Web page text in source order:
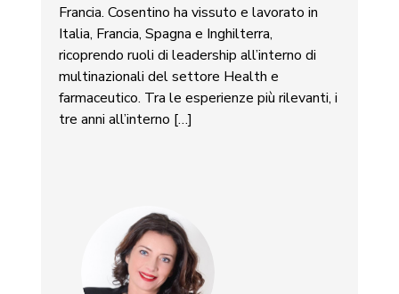
Francia. Cosentino ha vissuto e lavorato in
Italia, Francia, Spagna e Inghilterra,
ricoprendo ruoli di leadership all’interno di
multinazionali del settore Health e
farmaceutico. Tra le esperienze più rilevanti, i
tre anni all’interno […]